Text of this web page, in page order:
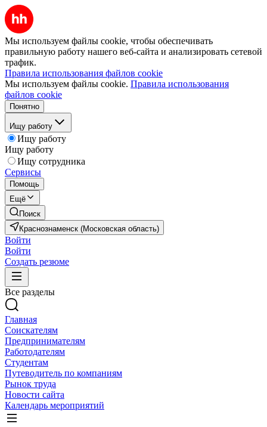
Мы используем файлы cookie, чтобы обеспечивать
правильную работу нашего веб-сайта и анализировать сетевой
трафик.
Правила использования файлов cookie
Мы используем файлы cookie. Правила использования
файлов cookie
Понятно
Ищу работу
Ищу работу
Ищу работу
Ищу сотрудника
Сервисы
Помощь
Ещё
Поиск
Краснознаменск (Московская область)
Войти
Войти
Создать резюме
Все разделы
Главная
Соискателям
Предпринимателям
Работодателям
Студентам
Путеводитель по компаниям
Рынок труда
Новости сайта
Календарь мероприятий